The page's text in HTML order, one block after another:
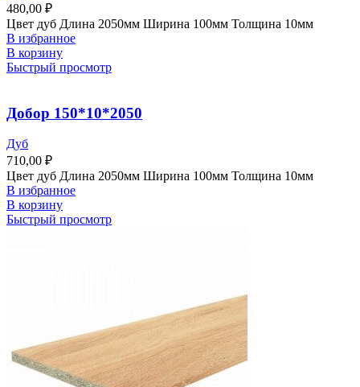
480,00 ₽
Цвет дуб Длина 2050мм Ширина 100мм Толщина 10мм
В избранное
В корзину
Быстрый просмотр
Добор 150*10*2050
Дуб
710,00 ₽
Цвет дуб Длина 2050мм Ширина 100мм Толщина 10мм
В избранное
В корзину
Быстрый просмотр